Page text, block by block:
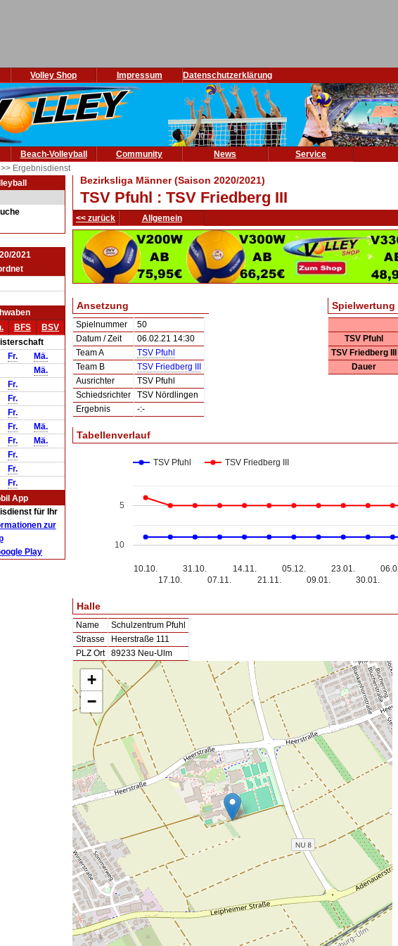
Volley Shop Impressum Datenschutzerklärung
Beach-Volleyball Community News
Service
>> Ergebnisdienst
2021
BFS
BSV
Fr.
Mä.
Mä.
Fr.
Fr.
Fr.
Fr.
Mä.
Fr.
Mä.
Fr.
Fr.
Fr.
App
für Ihr
zur
Bezirksliga Männer (Saison 2020/2021)
TSV Pfuhl : TSV Friedberg III
<< zurück Allgemein
Ansetzung
Spielnummer
50
Datum / Zeit
06.02.21 14:30
Team A
TSV Pfuhl
Team B
TSV Friedberg III
Ausrichter
TSV Pfuhl
Schiedsrichter
TSV Nördlingen
Ergebnis
-:-
Spielwertung
TSV Pfuhl
TSV Friedberg III
Dauer
Tabellenverlauf
TSV Pfuhl TSV Friedberg III
10.10.
17.10.
31.10.
07.11.
14.11.
21.11.
05.12.
09.01.
23.01.
30.01.
5
10
Halle
Name
Schulzentrum Pfuhl
Strasse
Heerstraße 111
PLZ Ort
89233 Neu-Ulm
+
−